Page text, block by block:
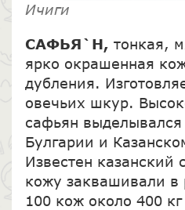
Ичиги
САФЬЯ`Н, тонкая,
ярко окрашенная
дубления.
овечьих шкур.
сафьян
Булгарии и
Известен казанский
кожу заквашивали в
100 кож около 400